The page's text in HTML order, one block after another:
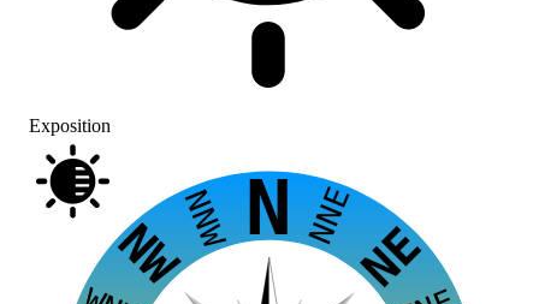
Exposition
N
NW NE
NNE
NNW